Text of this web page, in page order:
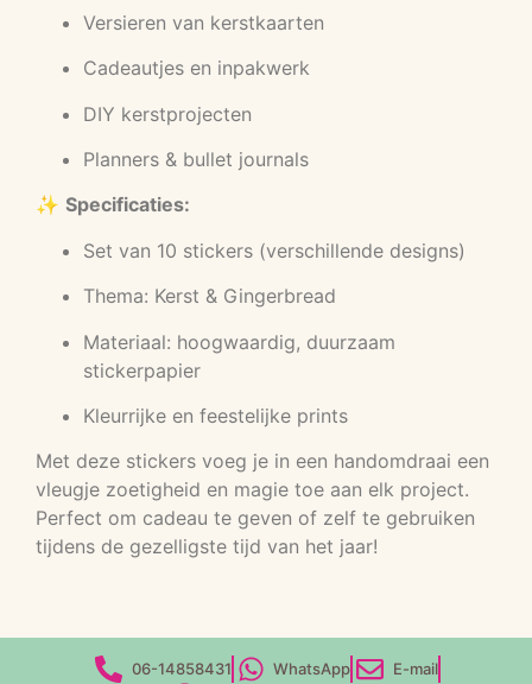
Versieren van kerstkaarten
Cadeautjes en inpakwerk
DIY kerstprojecten
Planners & bullet journals
✨ Specificaties:
Set van 10 stickers (verschillende designs)
Thema: Kerst & Gingerbread
Materiaal: hoogwaardig, duurzaam
stickerpapier
Kleurrijke en feestelijke prints
Met deze stickers voeg je in een handomdraai een
vleugje zoetigheid en magie toe aan elk project.
Perfect om cadeau te geven of zelf te gebruiken
tijdens de gezelligste tijd van het jaar!
06-14858431 WhatsApp
E-mail